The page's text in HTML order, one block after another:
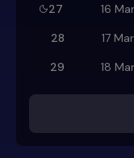
27
16 Mar
28
17 Mar
29
18 Mar